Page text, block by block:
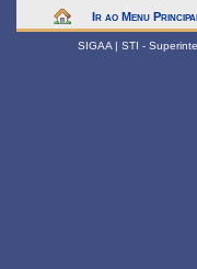
Ir ao Menu Principal
SIGAA | STI -